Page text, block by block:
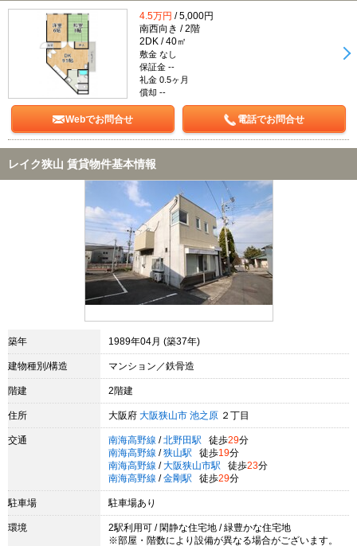
4.5万円 / 5,000円
南西向き / 2階
2DK / 40㎡
敷金 なし
保証金 --
礼金 0.5ヶ月
償却 --
Webでお問合せ 電話でお問合せ
レイク狭山 賃貸物件基本情報
築年 1989年04月 (築37年)
建物種別/構造 マンション／鉄骨造
階建 2階建
住所 大阪府 大阪狭山市 池之原 ２丁目
交通 南海高野線 / 北野田駅 徒歩29分
南海高野線 / 狭山駅 徒歩19分
南海高野線 / 大阪狭山市駅 徒歩23分
南海高野線 / 金剛駅 徒歩29分
駐車場 駐車場あり
環境
2駅利用可 / 閑静な住宅地 / 緑豊かな住宅地
※部屋・階数により設備が異なる場合がございます。